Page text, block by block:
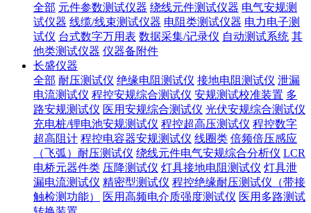
全部 元件参数测试仪器 绕线元件测试仪器 电气安规测
试仪器 线缆/线束测试仪器 电阻类测试仪器 电力电子测
试仪 台式数字万用表 数据采集/记录仪 自动测试系统 其
他类测试仪器 仪器备附件
长盛仪器
全部 耐压测试仪 绝缘电阻测试仪 接地电阻测试仪 泄漏
电流测试仪 程控安规综合测试仪 安规测试校准装置 多
路安规测试仪 医用安规综合测试仪 光伏安规综合测试仪
充电桩/锂电池安规测试仪 程控超高压测试仪 程控数字
超高阻计 程控电容器安规测试仪 线圈类 倍频倍压感应
（飞弧）耐压测试仪 绕线元件电气安规综合分析仪 LCR
电桥元器件类 压降测试仪 灯具接地电阻测试仪 灯具泄
漏电流测试仪 精密型测试仪 程控绝缘耐压测试仪（带接
触检测功能）
医用高频电介质强度测试仪 医用多路测试